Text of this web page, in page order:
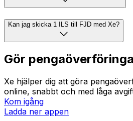
Kan jag skicka 1 ILS till FJD med Xe?
Gör
Xe hjälper dig att göra
online, snabbt och med låga
Kom igång
Ladda ner appen